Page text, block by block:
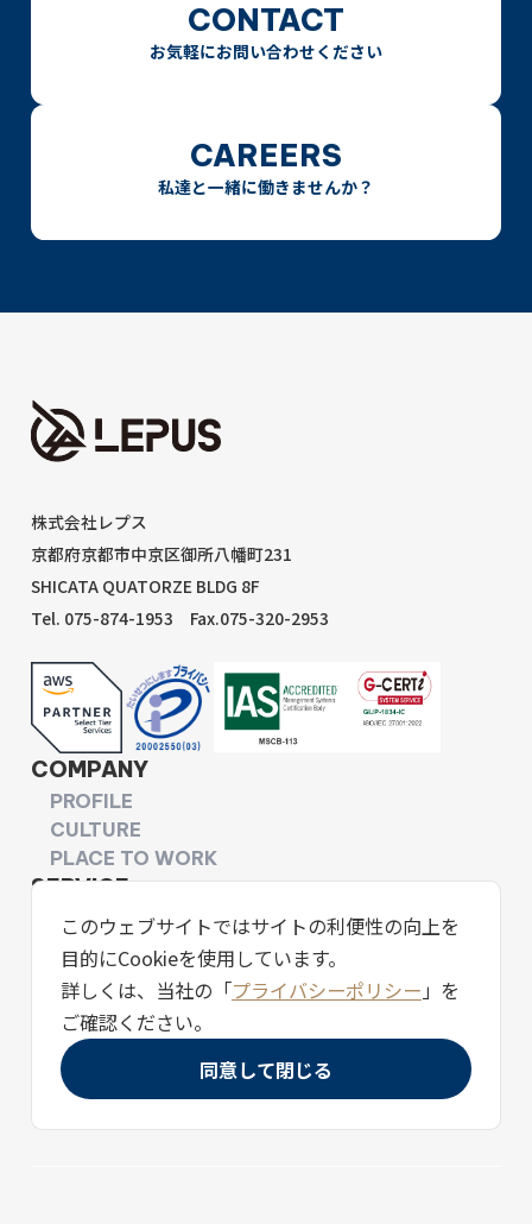
CONTACT
お気軽にお問い合わせください
CAREERS
私達と一緒に働きませんか？
株式会社レプス
京都府京都市中京区御所八幡町231
SHICATA QUATORZE BLDG 8F
Tel. 075-874-1953 Fax.075-320-2953
COMPANY
PROFILE
CULTURE
PLACE TO WORK
SERVICE
FUTOKUHO.CLOUD
CANIS
SNS ACADEMIA
WORKS
NEWS
CAREERS
CONTACT
このウェブサイトではサイトの利便性の向上を
目的にCookieを使用しています。
詳しくは、当社の「プライバシーポリシー 」を
ご確認ください。
同意して閉じる